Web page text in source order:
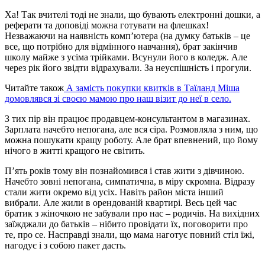
Ха! Так вчителі тоді не знали, що бувають електронні дошки, а
реферати та доповіді можна готувати на флешках!
Незважаючи на наявність комп’ютера (на думку батьків – це
все, що потрібно для відмінного навчання), брат закінчив
школу майже з усіма трійками. Всунули його в коледж. Але
через рік його звідти відрахували. За неуспішність і прогули.
Читайте також А замість покупки квитків в Таїланд Міша
домовлявся зі своєю мамою про наш візит до неї в село.
З тих пір він працює продавцем-консультантом в магазинах.
Зарплата начебто непогана, але вся сіра. Розмовляла з ним, що
можна пошукати кращу роботу. Але брат впевнений, що йому
нічого в житті кращого не світить.
П’ять років тому він познайомився і став жити з дівчиною.
Начебто зовні непогана, симпатична, в міру скромна. Відразу
стали жити окремо від усіх. Навіть район міста інший
вибрали. Але жили в орендованій квартирі. Весь цей час
братик з жіночкою не забували про нас – родичів. На вихідних
заїжджали до батьків – нібито провідати їх, поговорити про
те, про се. Насправді знали, що мама наготує повний стіл їжі,
нагодує і з собою пакет дасть.